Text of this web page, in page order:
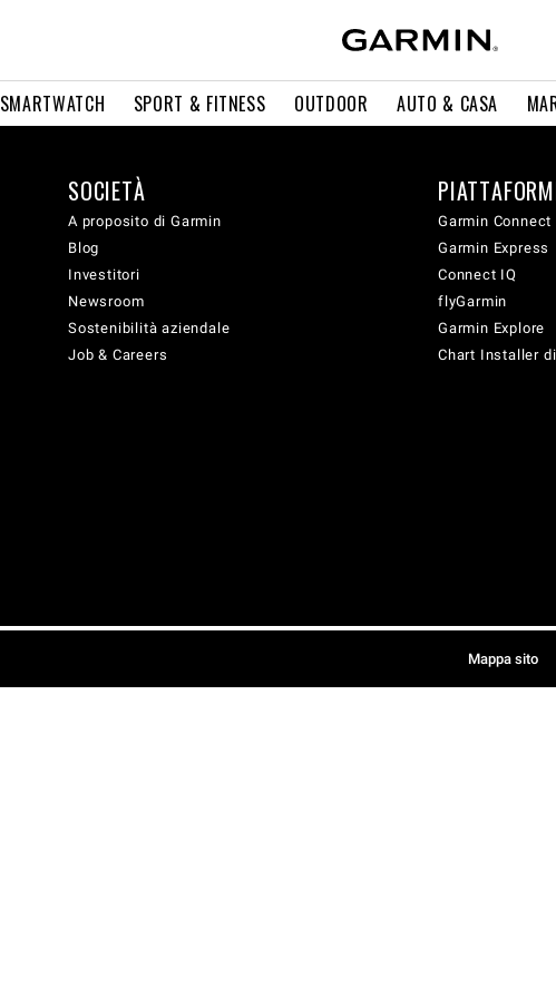
SMARTWATCH SPORT & FITNESS OUTDOOR AUTO & CASA
SOCIETÀ
A proposito di Garmin
Blog
Investitori
Newsroom
Sostenibilità aziendale
Job & Careers
Garmin Connect
Garmin Express
Connect IQ
flyGarmin
Garmin Explore
Chart Installer
Mappa sito